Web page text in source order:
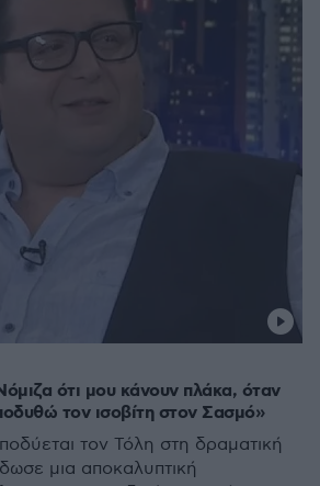
ότι μου κάνουν πλάκα, όταν
τον ισοβίτη στον Σασμό»
τον Τόλη στη δραματική
μια αποκαλυπτική